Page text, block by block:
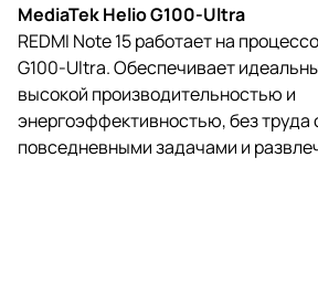
MediaTek Helio G100-Ultra
REDMI Note 15 работает на
G100-Ultra. Обеспечивает
высокой производительностью и
энергоэффективностью, без труда
повседневными задачами и